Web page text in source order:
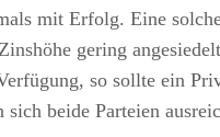
mit Erfolg. Eine
gering
so sollte ein
beide Parteien